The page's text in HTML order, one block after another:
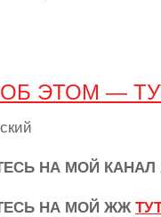
ЭТОМ —
НА МОЙ КАНАЛ
НА МОЙ ЖЖ